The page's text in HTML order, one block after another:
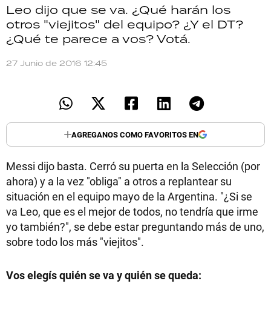
Leo dijo que se va. ¿Qué harán los
otros "viejitos" del equipo? ¿Y el DT?
¿Qué te parece a vos? Votá.
27 Junio de 2016 12:45
AGREGANOS COMO FAVORITOS EN
Messi dijo basta. Cerró su puerta en la Selección (por
ahora) y a la vez "obliga" a otros a replantear su
situación en el equipo mayo de la Argentina. "¿Si se
va Leo, que es el mejor de todos, no tendría que irme
yo también?", se debe estar preguntando más de uno,
sobre todo los más "viejitos".
Vos elegís quién se va y quién se queda:
GRAN HERMANO
SALUD
DEPORTES
TECNOLOGÍA
RECETAS
PALABRAS
HORÓSCOPO